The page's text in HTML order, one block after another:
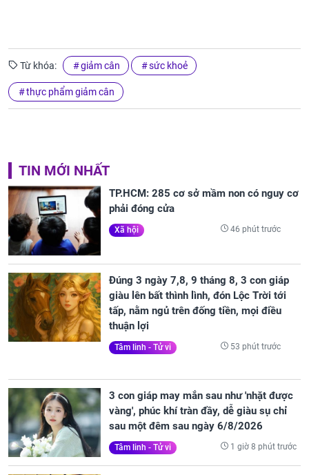
Từ khóa: giảm cân sức khoẻ
thực phẩm giảm cân
TIN MỚI NHẤT
TP.HCM: 285 cơ sở mầm non có nguy cơ
phải đóng cửa
Xã hội 46 phút trước
Đúng 3 ngày 7,8, 9 tháng 8, 3 con giáp
giàu lên bất thình lình, đón Lộc Trời tới
tấp, nằm ngủ trên đống tiền, mọi điều
thuận lợi
Tâm linh - Tử vi 53 phút trước
3 con giáp may mắn sau như 'nhặt được
vàng', phúc khí tràn đầy, dễ giàu sụ chỉ
sau một đêm sau ngày 6/8/2026
Tâm linh - Tử vi 1 giờ 8 phút trước